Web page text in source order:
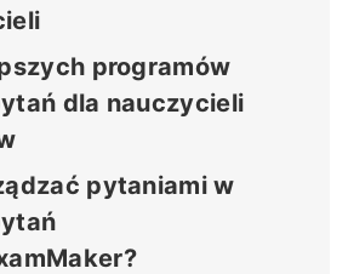
programów
dla nauczycieli
pytaniami w